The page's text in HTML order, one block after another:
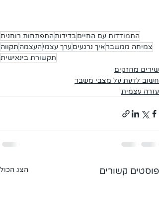
התמודדות עם החייםבדידותהתפתחות רוחנית
צמיחה ממשבראיך נרגעים ערך עצמיהעצמה תקווה
תקשורת בינאישית
שירים מחזקים
חשוב לדעת על מצבי משבר
עזרה עצמית
פוסטים קשורים הצג הכול